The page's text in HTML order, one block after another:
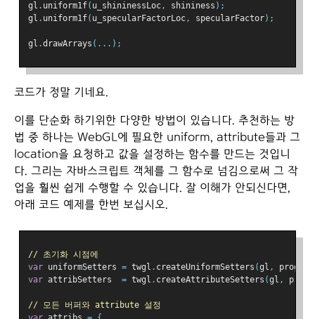
gl . uniform1f( u_shininessLoc, shininess );
gl . uniform1f( u_specularFactorLoc, specularFactor);
gl .drawArrays (...);
코드가 정말 기네요.
이를 단순화 하기위한 다양한 방법이 있습니다. 추천하는 방
법 중 하나는 WebGL에 필요한 uniform, attribute들과 그
location을 요청하고 값을 설정하는 함수를 만드는 것입니
다. 그리는 자바스크립트 객체를 그 함수로 넘김으로써 그 작
업을 훨씬 쉽게 수행할 수 있습니다. 잘 이해가 안되신다면,
아래 코드 예제를 한번 보십시오.
// 초기화 시점에
var uniformSetters = twgl . createUniformSetters (gl , program
var attribSetters = twgl . createAttributeSetters (gl ,
// 모든 버퍼와 attribute 설정